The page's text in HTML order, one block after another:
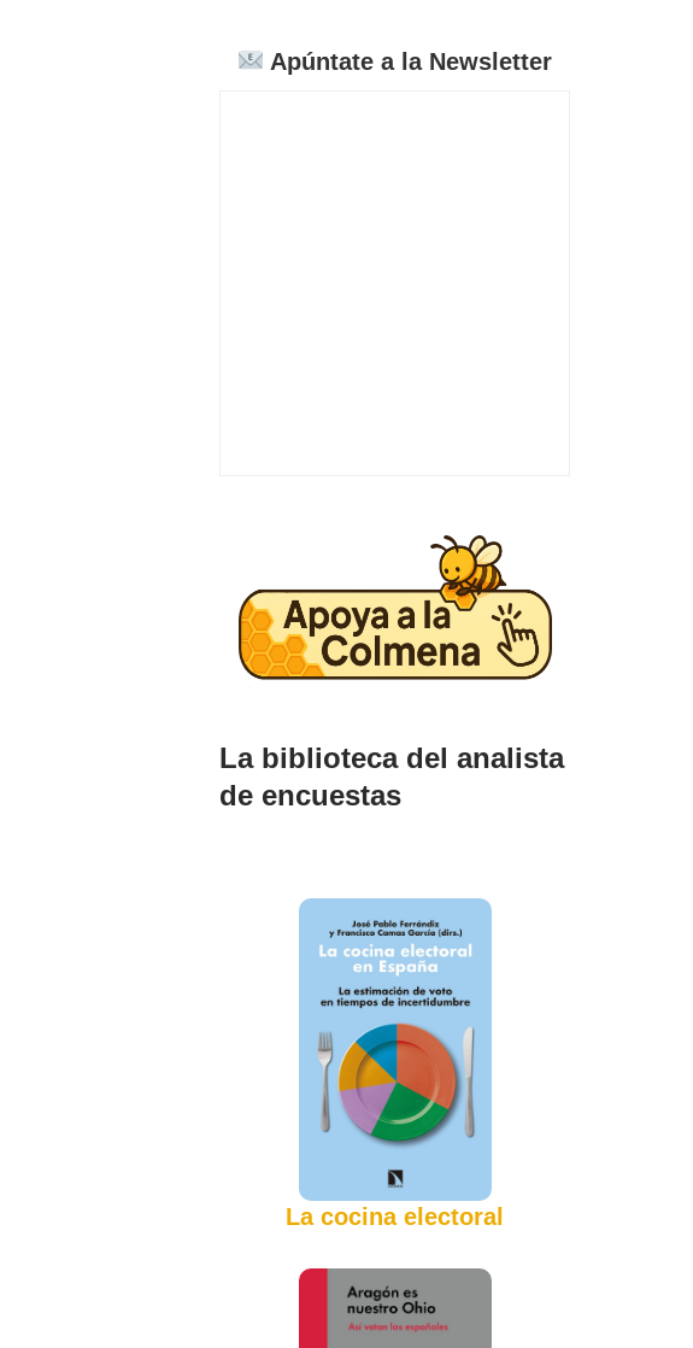
Apúntate a la Newsletter
La biblioteca del analista
de encuestas
La cocina electoral